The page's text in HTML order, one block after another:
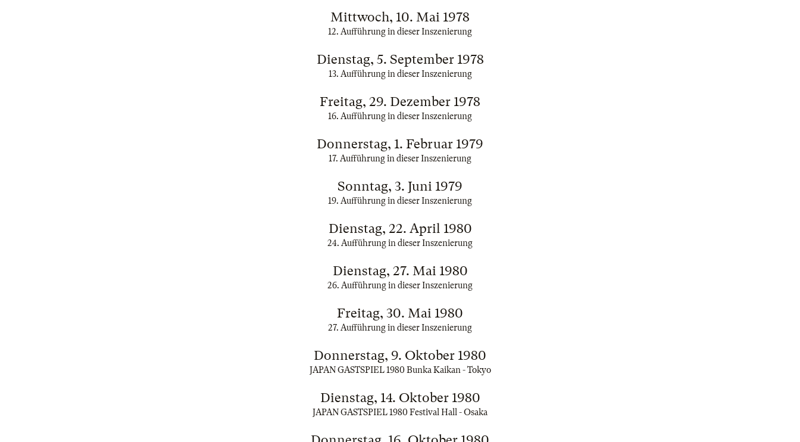
Mittwoch, 10. Mai 1978
12. Aufführung in dieser Inszenierung
Dienstag, 5. September 1978
13. Aufführung in dieser Inszenierung
Freitag, 29. Dezember 1978
16. Aufführung in dieser Inszenierung
Donnerstag, 1. Februar 1979
17. Aufführung in dieser Inszenierung
Sonntag, 3. Juni 1979
19. Aufführung in dieser Inszenierung
Dienstag, 22. April 1980
24. Aufführung in dieser Inszenierung
Dienstag, 27. Mai 1980
26. Aufführung in dieser Inszenierung
Freitag, 30. Mai 1980
27. Aufführung in dieser Inszenierung
Donnerstag, 9. Oktober 1980
JAPAN GASTSPIEL 1980 Bunka Kaikan - Tokyo
Dienstag, 14. Oktober 1980
JAPAN GASTSPIEL 1980 Festival Hall - Osaka